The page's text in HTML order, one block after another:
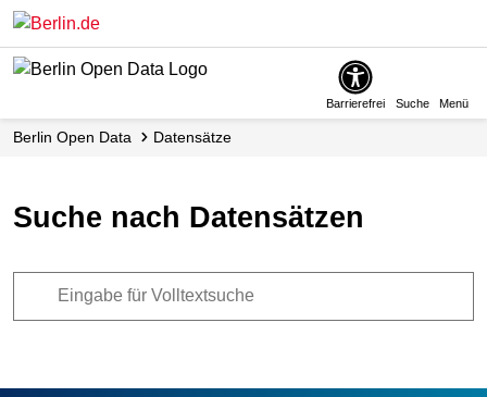
Skip
main
Barrierefrei Suche Menü
Berlin Open Data Datensätze
Suche nach Datensätzen